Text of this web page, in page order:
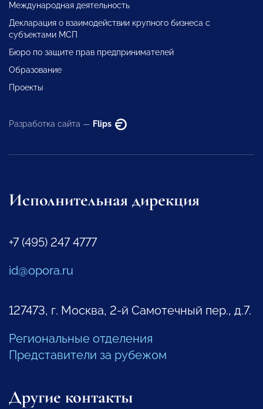
Международная деятельность
Декларация о взаимодействии крупного бизнеса с
субъектами МСП
Бюро по защите прав предпринимателей
Образование
Проекты
Разработка сайта — Flips
Исполнительная дирекция
+7 (495) 247 4777
id@opora.ru
127473, г. Москва, 2-й Самотечный пер., д.7.
Региональные отделения
Представители за рубежом
Другие контакты